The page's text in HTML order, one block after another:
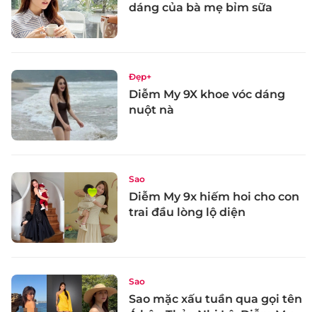
dáng của bà mẹ bỉm sữa
Đẹp+
Diễm My 9X khoe vóc dáng
nuột nà
Sao
Diễm My 9x hiếm hoi cho con
trai đầu lòng lộ diện
Sao
Sao mặc xấu tuần qua gọi tên